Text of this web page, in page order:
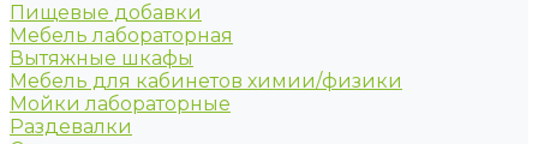
Пищевые добавки
Мебель лабораторная
Вытяжные шкафы
Мебель для кабинетов химии/физики
Мойки лабораторные
Раздевалки